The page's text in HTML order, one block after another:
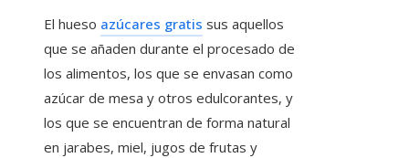
El hueso azúcares gratis sus aquellos
que se añaden durante el procesado de
los alimentos, los que se envasan como
azúcar de mesa y otros edulcorantes, y
los que se encuentran de forma natural
en jarabes, miel, jugos de frutas y